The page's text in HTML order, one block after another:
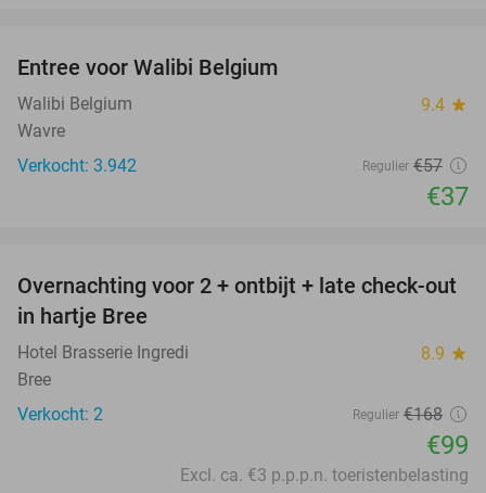
Entree voor Walibi Belgium
Walibi Belgium 9.4 star
Wavre
Verkocht: 3.942
Regulier €57
€37
41%
TODAY
Overnachting voor 2 + ontbijt + late check-out
in hartje Bree
Hotel Brasserie Ingredi 8.9 star
Bree
Verkocht: 2
Regulier €168
€99
Excl. ca. €3 p.p.p.n. toeristenbelasting